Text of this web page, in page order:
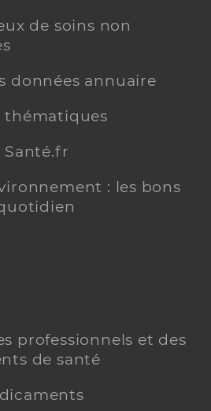
de soins non
données annuaire
thématiques
Santé.fr
: les bons
professionnels et des
de santé